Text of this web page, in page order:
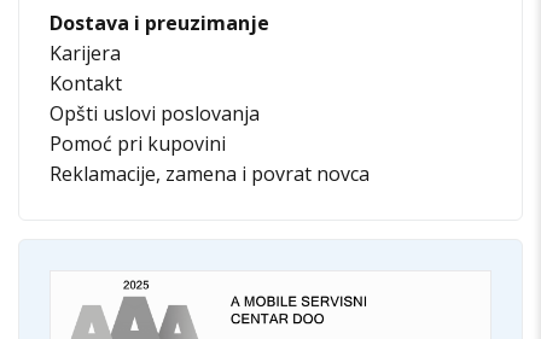
Dostava i preuzimanje
Karijera
Kontakt
Opšti uslovi poslovanja
Pomoć pri kupovini
Reklamacije, zamena i povrat novca